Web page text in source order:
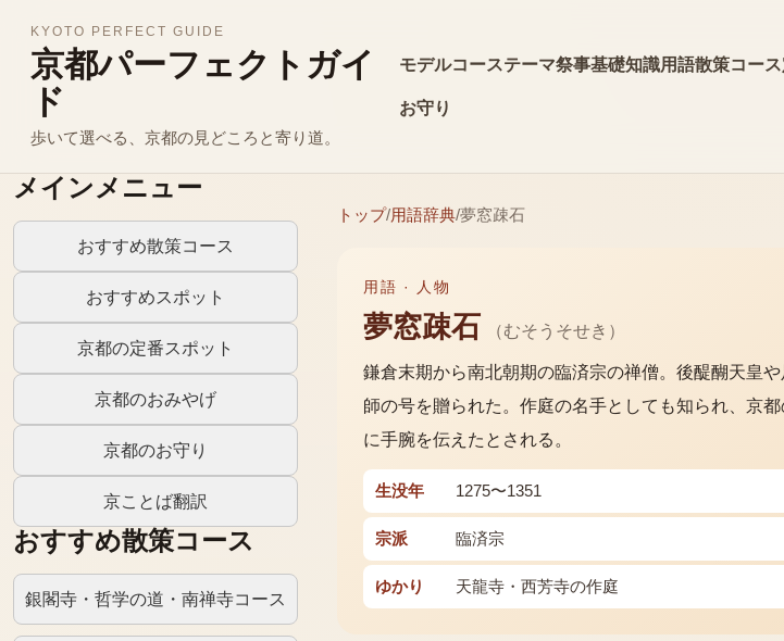
KYOTO PERFECT GUIDE
京都パーフェクトガイ
ド
歩いて選べる、京都の見どころと寄り道。
モデルコーステーマ祭事基礎知識用語散策コース
お守り
メインメニュー
おすすめ散策コース
おすすめスポット
京都の定番スポット
京都のおみやげ
京都のお守り
京ことば翻訳
おすすめ散策コース
銀閣寺・哲学の道・南禅寺コース
トップ/用語辞典/夢窓疎石
用語 · 人物
夢窓疎石 （むそうそせき ）
鎌倉末期から南北朝期の臨済宗の禅僧。後醍醐天皇
師の号を贈られた。作庭の名手としても知られ、京
に手腕を伝えたとされる。
生没年 1275〜1351
宗派 臨済宗
ゆかり 天龍寺・西芳寺の作庭